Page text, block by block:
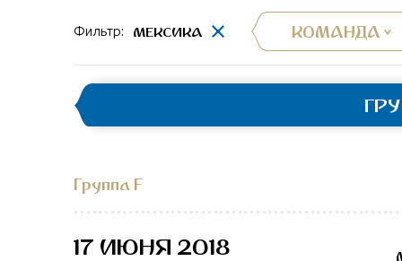
Фильтр: МЕКСИКА КОМАНДА
Группа F
17 ИЮНЯ 2018